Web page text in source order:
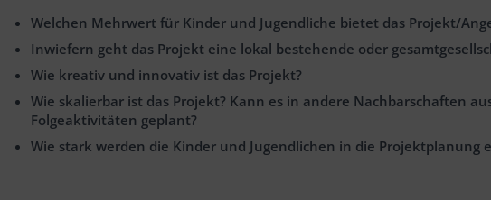
Welchen Mehrwert für Kinder und Jugendliche bietet das Projekt/
Inwiefern geht das Projekt eine lokal bestehende oder
Wie kreativ und innovativ ist das Projekt?
Wie skalierbar ist das Projekt? Kann es in andere Nachbarschaften
Folgeaktivitäten geplant?
Wie stark werden die Kinder und Jugendlichen in die Projektplanung